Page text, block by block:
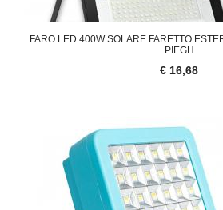
FARO LED 400W SOLARE FARETTO
PIEGH
€ 16,68